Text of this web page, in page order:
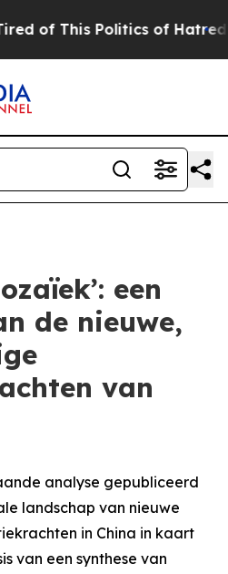
of This Politics of Hatred”
een
de nieuwe,
van
analyse gepubliceerd
landschap van nieuwe
in China in kaart
van een synthese van